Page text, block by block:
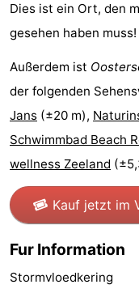
Middelburg
Zeeuws-
Vlaanderen
-
Nieuwvliet
-
Sluis
-
Cadzand
-
Natur
Het
Zwin
Wetter
Kontakt
Dies ist ein Ort, den
gesehen haben muss!
Außerdem ist
der folgenden
Jans (±20 m),
Schwimmbad Beach
wellness Zeeland
Kauf jetzt im
Fur Information
Stormvloedkering